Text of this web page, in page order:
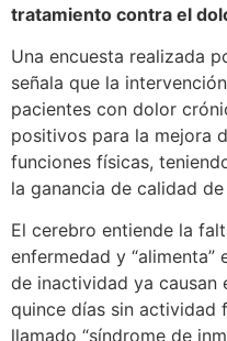
tratamiento contra el
Una encuesta realizada
señala que la
pacientes con dolor
positivos para la mejora
funciones físicas,
la ganancia de calidad
El cerebro entiende la
enfermedad y
de inactividad ya causan
quince días sin actividad
llamado “síndrome de